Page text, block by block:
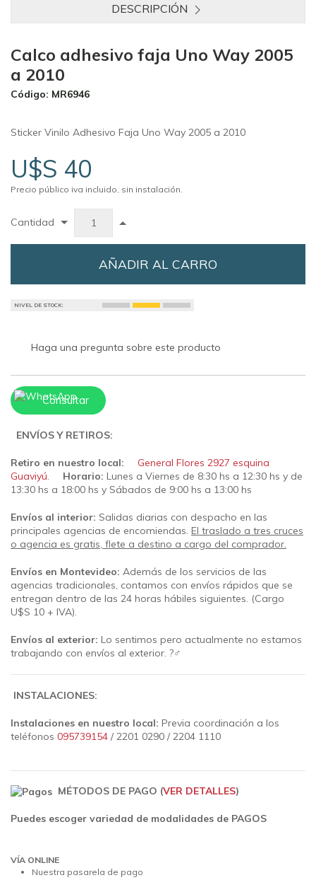
DESCRIPCIÓN
Calco adhesivo faja Uno Way 2005
a 2010
Código: MR6946
Sticker Vinilo Adhesivo Faja Uno Way 2005 a 2010
U$S 40
Precio público iva incluido, sin instalación.
Cantidad
AÑADIR AL CARRO
NIVEL DE STOCK:
Haga una pregunta sobre este producto
Consultar
ENVÍOS Y RETIROS:
Retiro en nuestro local:
General Flores 2927 esquina
Guaviyú. Horario: Lunes a Viernes de 8:30 hs a 12:30 hs y de
13:30 hs a 18:00 hs y Sábados de 9:00 hs a 13:00 hs
Envíos al interior: Salidas diarias con despacho en las
principales agencias de encomiendas. El traslado a tres cruces
o agencia es gratis, flete a destino a cargo del comprador.
Envíos en Montevideo: Además de los servicios de las
agencias tradicionales, contamos con envíos rápidos que se
entregan dentro de las 24 horas hábiles siguientes. (Cargo
U$S 10 + IVA).
Envíos al exterior: Lo sentimos pero actualmente no estamos
trabajando con envíos al exterior. ?‍♂️
INSTALACIONES:
Instalaciones en nuestro local: Previa coordinación a los
teléfonos 095739154 / 2201 0290 / 2204 1110
MÉTODOS DE PAGO (VER DETALLES)
Puedes escoger variedad de modalidades de PAGOS
VÍA ONLINE
Nuestra pasarela de pago